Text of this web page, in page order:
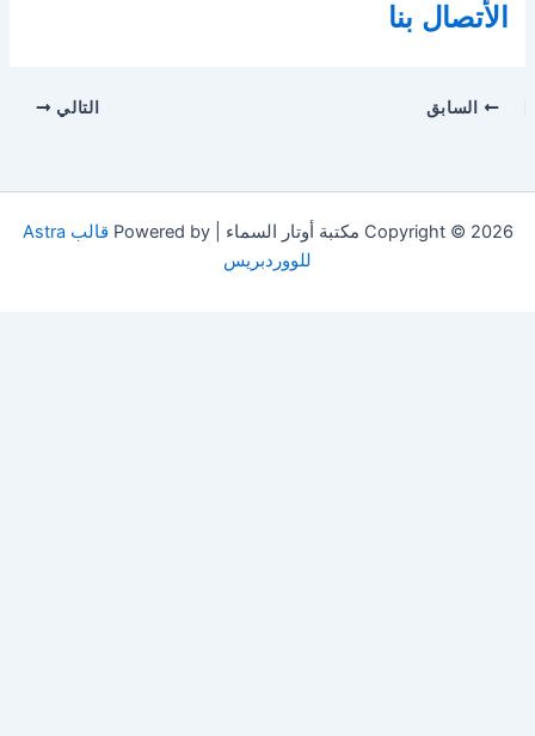
الأتصال بنا
السابق التالي
Copyright © 2026 مكتبة أوتار السماء | Powered by
قالب Astra
للووردبريس